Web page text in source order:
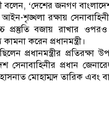
বলেন, ‘দেশের জনগণ
শৃঙ্খলা রক্ষায়
প্রস্তুতি বজায় রাখার
করেন প্রধানমন্ত্রী।
প্রধানমন্ত্রীর
সেনাবাহিনীর প্রধান
মোহাম্মদ তারিক এবং